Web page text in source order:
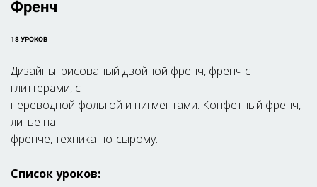
Френч
18 УРОКОВ
Дизайны: рисованый двойной френч, френч с
глиттерами, с
переводной фольгой и пигментами. Конфетный френч,
литье на
френче, техника по-сырому.
Список уроков: